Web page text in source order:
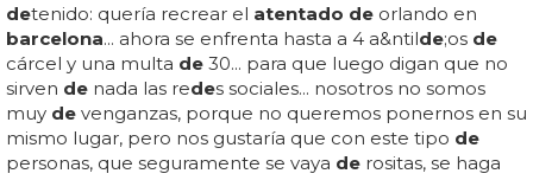
detenido: quería recrear el atentado de orlando en
barcelona... ahora se enfrenta hasta a 4 a&ntilde;os de
cárcel y una multa de 30... para que luego digan que no
sirven de nada las redes sociales... nosotros no somos
muy de venganzas, porque no queremos ponernos en su
mismo lugar, pero nos gustaría que con este tipo de
personas, que seguramente se vaya de rositas, se haga